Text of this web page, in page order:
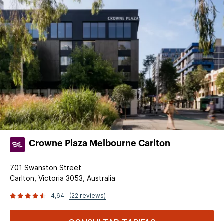
Crowne Plaza Melbourne Carlton
701 Swanston Street
Carlton, Victoria 3053, Australia
4,64 (22 reviews)